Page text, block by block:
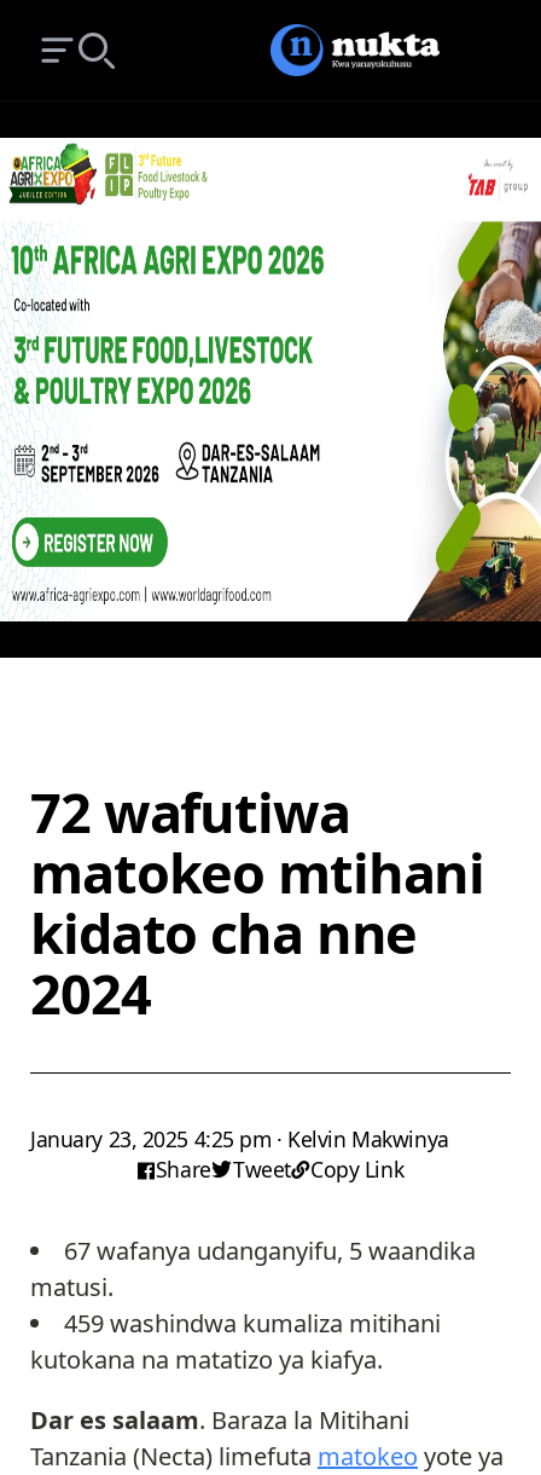
Open main menu
72 wafutiwa
matokeo mtihani
kidato cha nne
2024
January 23, 2025 4:25 pm · Kelvin Makwinya
Share
Tweet Copy Link
67 wafanya udanganyifu, 5 waandika
matusi.
459 washindwa kumaliza mitihani
kutokana na matatizo ya kiafya.
Dar es salaam. Baraza la Mitihani
Tanzania (Necta) limefuta matokeo yote ya